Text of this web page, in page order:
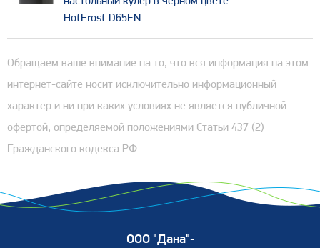
HotFrost D65EN.
Обращаем ваше внимание на то, что вся информация на этом
интернет-сайте носит исключительно информационный
характер и ни при каких условиях не является публичной
офертой, определяемой положениями Статьи 437 (2)
Гражданского кодекса РФ.
ООО "Дана"-